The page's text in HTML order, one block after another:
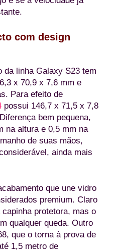
com design
da linha Galaxy S23 tem
x 70,9 x 7,6 mm e
Para efeito de
possui 146,7 x 71,5 x 7,8
bem pequena,
na altura e 0,5 mm na
de suas mãos,
ainda mais
que une vidro
premium. Claro
protetora, mas o
qualquer queda. Outro
que o torna à prova de
1,5 metro de